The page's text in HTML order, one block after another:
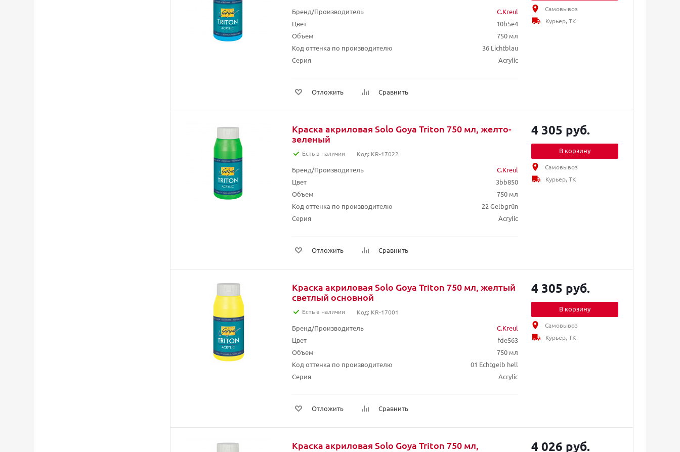
Бренд/Производитель
C.Kreul
Цвет
10b5e4
Объем
750 мл
Код оттенка по производителю
36 Lichtblau
Серия
Acrylic
Отложить Сравнить
Самовывоз
Курьер, ТК
Краска акриловая Solo Goya Triton 750 мл, желто-
зеленый
Есть в наличии Код: KR-17022
Бренд/Производитель
C.Kreul
Цвет
3bb850
Объем
750 мл
Код оттенка по производителю
22 Gelbgrün
Серия
Acrylic
Отложить Сравнить
4 305 руб.
В корзину
Самовывоз
Курьер, ТК
Краска акриловая Solo Goya Triton 750 мл, желтый
светлый основной
Есть в наличии Код: KR-17001
Бренд/Производитель
C.Kreul
Цвет
fde563
Объем
750 мл
Код оттенка по производителю
01 Echtgelb hell
Серия
Acrylic
Отложить Сравнить
4 305 руб.
В корзину
Самовывоз
Курьер, ТК
Краска акриловая Solo Goya Triton 750 мл,
4 026 руб.